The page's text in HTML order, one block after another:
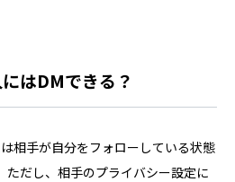
はDMできる？
相手が自分をフォローしている状態
ただし、相手のプライバシー設定に